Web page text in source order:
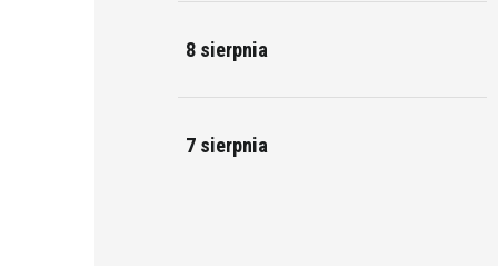
8 sierpnia
7 sierpnia